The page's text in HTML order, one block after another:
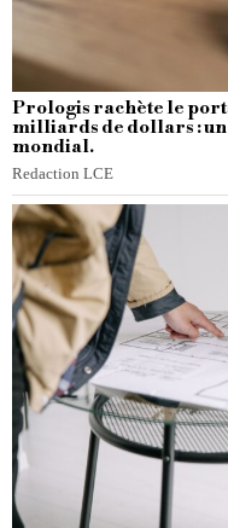
Prologis rachète le
milliards de dollars :
mondial.
Redaction LCE